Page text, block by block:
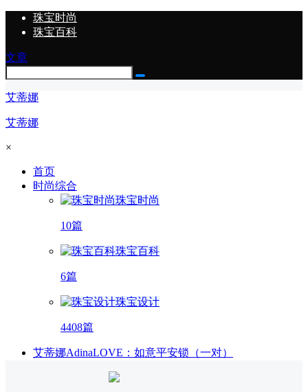
珠宝时尚
珠宝百科
文章
艾蒂娜
艾蒂娜
×
首页
时尚综合
珠宝时尚
10篇
珠宝百科
6篇
珠宝设计
4408篇
艾蒂娜AdinaLOVE：如意平安锁（一对）